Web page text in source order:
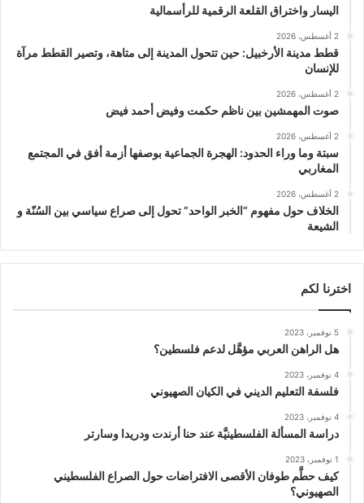
اليسار واختراق القلعة الرقمية للرأسمالية
2 أغسطس، 2026
قطط مدينة الأرخبيل: حين تتحول المدينة إلى متاهة، وتصير القطط مرآة
للإنسان
2 أغسطس، 2026
صوت المهمشين بين ناظم حكمت وفيض أحمد فيض
2 أغسطس، 2026
سبتة وما وراء الحدود: الهجرة الجماعية بوصفها أزمة أفق في المجتمع
المغاربي
2 أغسطس، 2026
الخلاف حول مفهوم “الخبر الواحد” تحول إلى صراع سياسي بين السُنّة و
الشيعة
اخترنا لكم
5 نوفمبر، 2023
هل الراهن العربي مؤهَّل لدعم فلسطين؟
4 نوفمبر، 2023
فلسفة التعليم الديني في الكيان الصهيوني
4 نوفمبر، 2023
دراسة المسألة الفلسطينيَّة عند حنا أرندت ودريدا وسارتر
1 نوفمبر، 2023
كيف حطَّم طوفان الأقصى الافتراضات حول الصراع الفلسطيني
الصهيوني؟